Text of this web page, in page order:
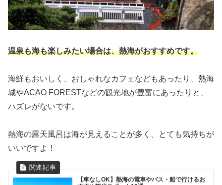
温泉も海も楽しみたい場合は、熱海がおすすめです。
海鮮もおいしく、おしゃれなカフェなどもあったり、熱海
城やACAO FORESTなどの観光地が豊富にあったりと、
ハズレがないです。
熱海の露天風呂は海が見えることが多く、とても気持ちが
いいですよ！
【車なしOK】熱海の電車やバス・船で行けるお